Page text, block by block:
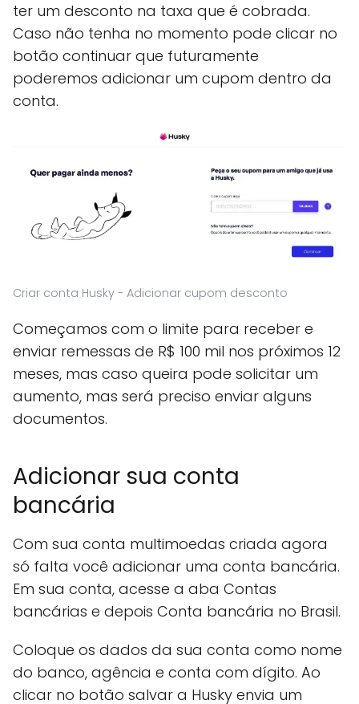
ter um desconto na taxa que é cobrada.
Caso não tenha no momento pode clicar no
botão continuar que futuramente
poderemos adicionar um cupom dentro da
conta.
Criar conta Husky - Adicionar cupom desconto
Começamos com o limite para receber e
enviar remessas de R$ 100 mil nos próximos 12
meses, mas caso queira pode solicitar um
aumento, mas será preciso enviar alguns
documentos.
Adicionar sua conta
bancária
Com sua conta multimoedas criada agora
só falta você adicionar uma conta bancária.
Em sua conta, acesse a aba Contas
bancárias e depois Conta bancária no Brasil.
Coloque os dados da sua conta como nome
do banco, agência e conta com dígito. Ao
clicar no botão salvar a Husky envia um